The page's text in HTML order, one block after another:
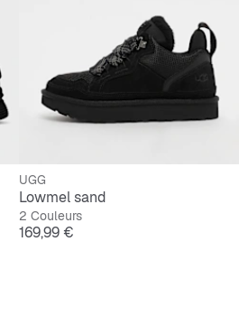
UGG
Lowmel sand
2 Couleurs
Prix
169,99 €